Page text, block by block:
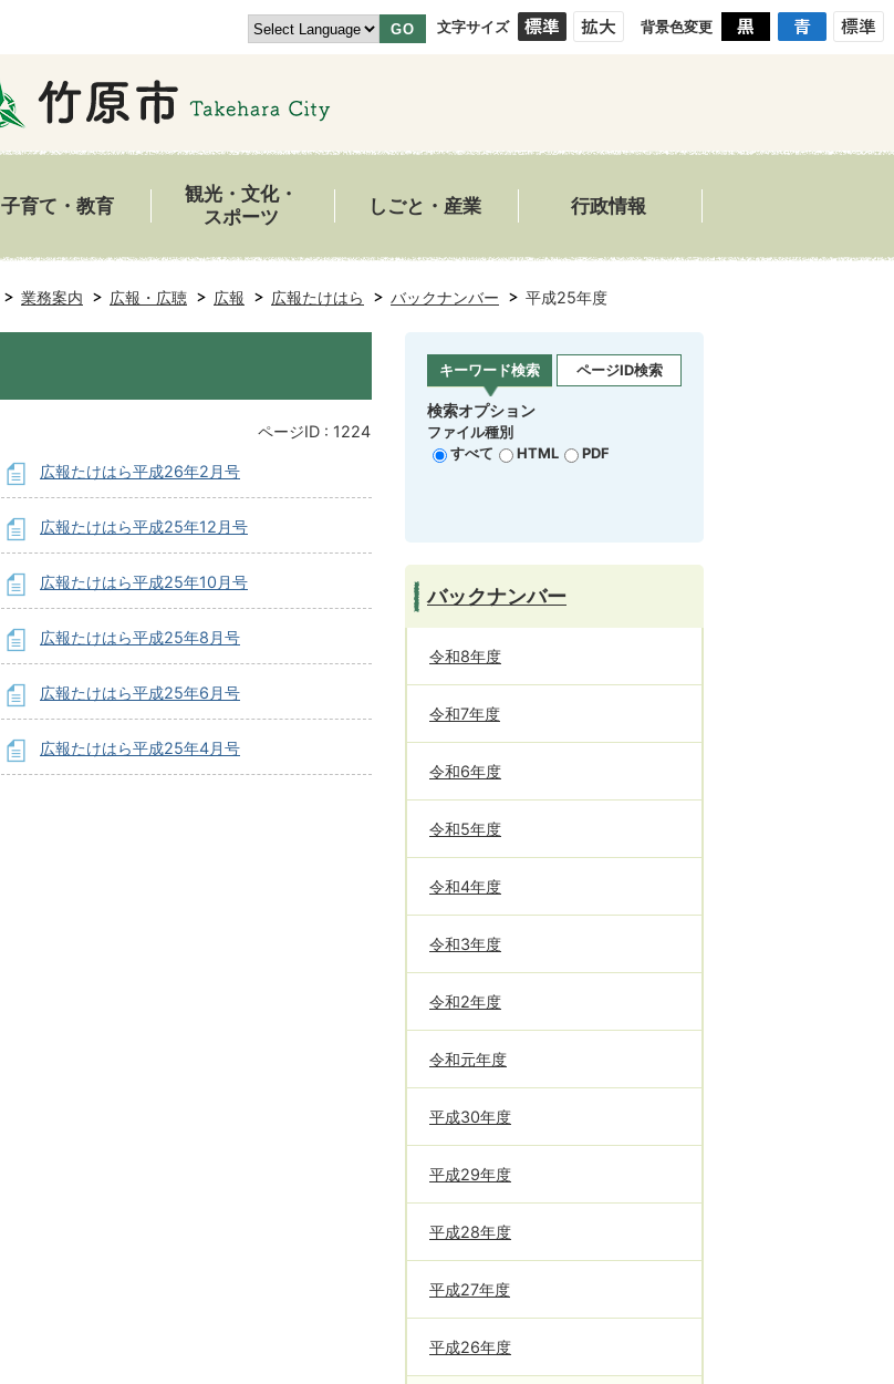
GO 文字サイズ 背景色変更
子育て・教育
観光・文化・
スポーツ
しごと・産業 行政情報
業務案内 広報・広聴 広報 広報たけはら バックナンバー 平成25年度
ページID : 1224
広報たけはら平成26年2月号
広報たけはら平成25年12月号
広報たけはら平成25年10月号
広報たけはら平成25年8月号
広報たけはら平成25年6月号
広報たけはら平成25年4月号
キーワード検索 ページID検索
検索オプション
ファイル種別
すべて
HTML PDF
バックナンバー
令和8年度
令和7年度
令和6年度
令和5年度
令和4年度
令和3年度
令和2年度
令和元年度
平成30年度
平成29年度
平成28年度
平成27年度
平成26年度